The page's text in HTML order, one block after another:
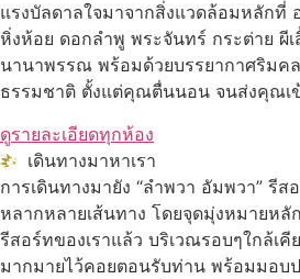
แรงบัลดาลใจมาจากสิ่งแวดล้อมหลักที่
หิ่งห้อย ดอกลำพู พระจันทร์ กระต่าย ผี
นานาพรรณ พร้อมด้วยบรรยากาศริมค
ธรรมชาติ ตั้งแต่คุณตื่นนอน จนส่งคุณเ
ดูรายละเอียดทุกห้อง
เดินทางมาหาเรา
การเดินทางมายัง “ลำพวา อัมพวา” รีส
หลากหลายเส้นทาง โดยจุดมุ่งหมายหลั
รีสอร์ทของเราแล้ว บริเวณรอบๆใกล้เคี
มากมายไว้คอยตอนรับท่าน พร้อมมอบ